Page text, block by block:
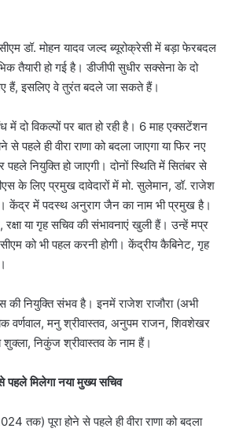
डॉ. मोहन यादव जल्द ब्यूरोक्रेसी में बड़ा फेरबदल
तैयारी हो गई है। डीजीपी सुधीर सक्सेना के दो
हैं, इसलिए वे तुरंत बदले जा सकते हैं।
में दो विकल्पों पर बात हो रही है। 6 माह एक्सटेंशन
पहले ही वीरा राणा को बदला जाएगा या फिर नए
नियुक्ति हो जाएगी। दोनों स्थिति में सितंबर से
के लिए प्रमुख दावेदारों में मो. सुलेमान, डॉ. राजेश
केंद्र में पदस्थ अनुराग जैन का नाम भी प्रमुख है।
या गृह सचिव की संभावनाएं खुली हैं। उन्हें मप्र
को भी पहल करनी होगी। केंद्रीय कैबिनेट, गृह
की नियुक्ति संभव है। इनमें राजेश राजौरा (अभी
वर्णवाल, मनु श्रीवास्तव, अनुपम राजन, शिवशेखर
निकुंज श्रीवास्तव के नाम हैं।
पहले मिलेगा नया मुख्य सचिव
तक) पूरा होने से पहले ही वीरा राणा को बदला